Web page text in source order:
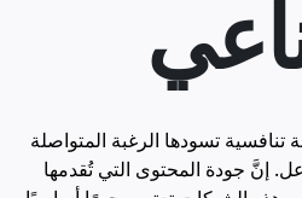
تنافسية تسودها الرغبة المتواصلة
إنَّ جودة المحتوى التي تُقدمها